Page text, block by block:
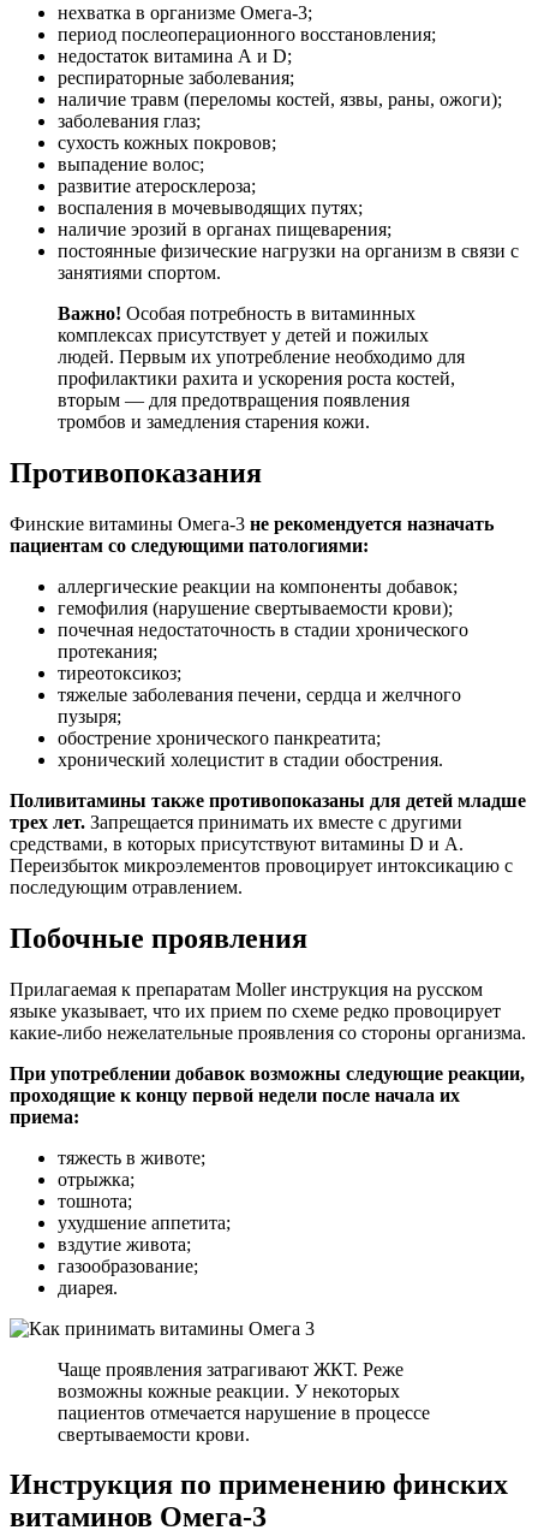
нехватка в организме Омега-3;
период послеоперационного восстановления;
недостаток витамина А и D;
респираторные заболевания;
наличие травм (переломы костей, язвы, раны, ожоги);
заболевания глаз;
сухость кожных покровов;
выпадение волос;
развитие атеросклероза;
воспаления в мочевыводящих путях;
наличие эрозий в органах пищеварения;
постоянные физические нагрузки на организм в связи с
занятиями спортом.
Важно! Особая потребность в витаминных
комплексах присутствует у детей и пожилых
людей. Первым их употребление необходимо для
профилактики рахита и ускорения роста костей,
вторым — для предотвращения появления
тромбов и замедления старения кожи.
Противопоказания
Финские витамины Омега-3 не рекомендуется назначать
пациентам со следующими патологиями:
аллергические реакции на компоненты добавок;
гемофилия (нарушение свертываемости крови);
почечная недостаточность в стадии хронического
протекания;
тиреотоксикоз;
тяжелые заболевания печени, сердца и желчного
пузыря;
обострение хронического панкреатита;
хронический холецистит в стадии обострения.
Поливитамины также противопоказаны для детей младше
трех лет. Запрещается принимать их вместе с другими
средствами, в которых присутствуют витамины D и А.
Переизбыток микроэлементов провоцирует интоксикацию с
последующим отравлением.
Побочные проявления
Прилагаемая к препаратам Moller инструкция на русском
языке указывает, что их прием по схеме редко провоцирует
какие-либо нежелательные проявления со стороны организма.
При употреблении добавок возможны следующие реакции,
проходящие к концу первой недели после начала их
приема:
тяжесть в животе;
отрыжка;
тошнота;
ухудшение аппетита;
вздутие живота;
газообразование;
диарея.
Чаще проявления затрагивают ЖКТ. Реже
возможны кожные реакции. У некоторых
пациентов отмечается нарушение в процессе
свертываемости крови.
Инструкция по применению финских
витаминов Омега-3